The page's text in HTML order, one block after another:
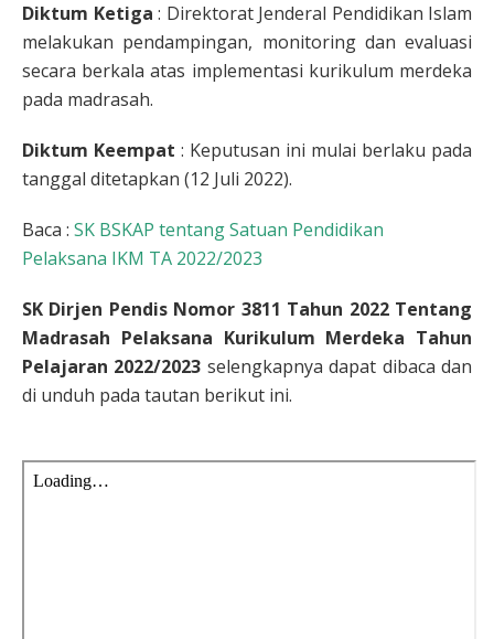
Diktum Ketiga : Direktorat Jenderal Pendidikan Islam
melakukan pendampingan, monitoring dan evaluasi
secara berkala atas implementasi kurikulum merdeka
pada madrasah.
Diktum Keempat : Keputusan ini mulai berlaku pada
tanggal ditetapkan (12 Juli 2022).
Baca : SK BSKAP tentang Satuan Pendidikan
Pelaksana IKM TA 2022/2023
SK Dirjen Pendis Nomor 3811 Tahun 2022 Tentang
Madrasah Pelaksana Kurikulum Merdeka Tahun
Pelajaran 2022/2023 selengkapnya dapat dibaca dan
di unduh pada tautan berikut ini.